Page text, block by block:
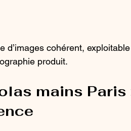
d’images cohérent,
produit.
mains Paris